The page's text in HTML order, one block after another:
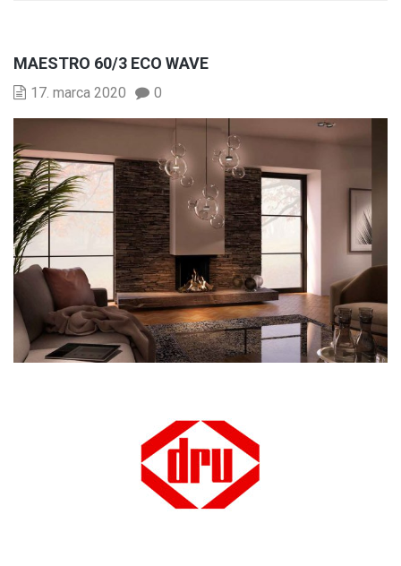
MAESTRO 60/3 ECO WAVE
17. marca 2020 0